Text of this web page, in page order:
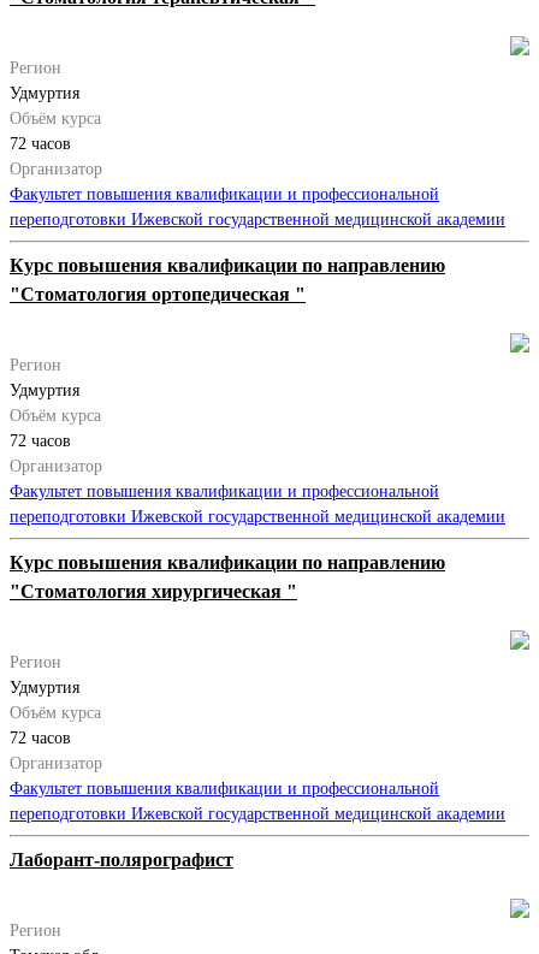
Регион
Удмуртия
Объём курса
72 часов
Организатор
Факультет повышения квалификации и профессиональной
переподготовки Ижевской государственной медицинской академии
Курс повышения квалификации по направлению
"Стоматология ортопедическая "
Регион
Удмуртия
Объём курса
72 часов
Организатор
Факультет повышения квалификации и профессиональной
переподготовки Ижевской государственной медицинской академии
Курс повышения квалификации по направлению
"Стоматология хирургическая "
Регион
Удмуртия
Объём курса
72 часов
Организатор
Факультет повышения квалификации и профессиональной
переподготовки Ижевской государственной медицинской академии
Лаборант-полярографист
Регион